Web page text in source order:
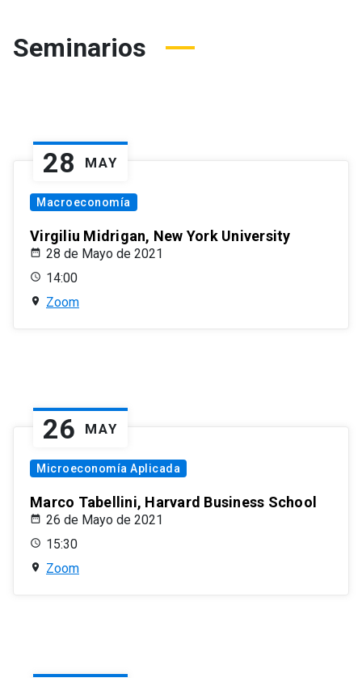
Seminarios
28 MAY
Macroeconomía
Virgiliu Midrigan, New York University
28 de Mayo de 2021
14:00
Zoom
26 MAY
Microeconomía Aplicada
Marco Tabellini, Harvard Business School
26 de Mayo de 2021
15:30
Zoom